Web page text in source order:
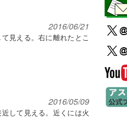
2016/06/21
見える。右に離れたとこ
2016/05/09
して見える。近くには火